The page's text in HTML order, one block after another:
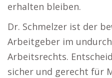
erhalten bleiben.
Dr. Schmelzer ist der
Arbeitgeber im
Arbeitsrechts.
sicher und gerecht für